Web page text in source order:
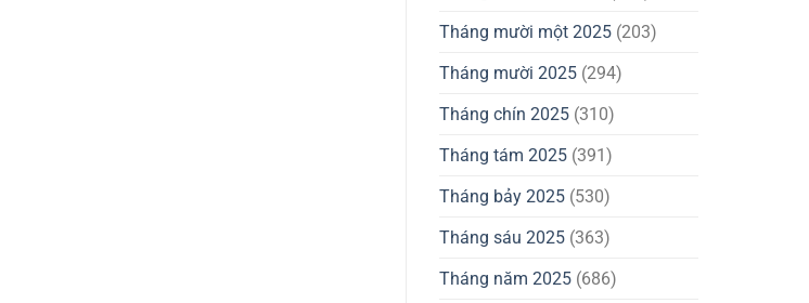
Tháng mười một 2025 (203)
Tháng mười 2025 (294)
Tháng chín 2025 (310)
Tháng tám 2025 (391)
Tháng bảy 2025 (530)
Tháng sáu 2025 (363)
Tháng năm 2025 (686)